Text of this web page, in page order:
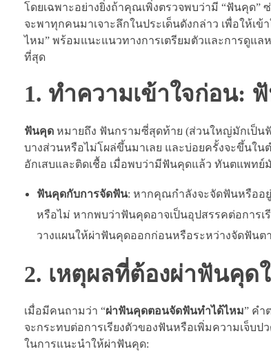
โดยเฉพาะอย่างยิ่งถ้าคุณเพิ่งตรวจพบว่ามี “ฟันคุด
จะพาทุกคนมาเจาะลึกในประเด็นดังกล่าว เพื่อให้เ
ไหม” พร้อมแนะแนวทางการเตรียมตัวและการดูแ
ที่สุด
1. ทำความเข้าใจก่อน:
ฟันคุด หมายถึง ฟันกรามซี่สุดท้าย (ส่วนใหญ่มักเป็น
บางส่วนหรือไม่โผล่ขึ้นมาเลย และบ่อยครั้งจะขึ้นใน
อักเสบและติดเชื้อ เมื่อพบว่ามีฟันคุดแล้ว ทันตแพท
ฟันคุดกับการจัดฟัน: หากคุณกำลังจะจัดฟันหรืออ
หรือไม่ หากพบว่าฟันคุดอาจเป็นอุปสรรคต่อการ
วางแผนให้ผ่าฟันคุดออกก่อนหรือระหว่างจัดฟันต
2. เหตุผลที่ต้องผ่าฟันคุด
เมื่อมีคนถามว่า “ผ่าฟันคุดตอนจัดฟันทำได้ไหม” คำ
จะกระทบต่อการเรียงตัวของฟันหรือเพิ่มความเจ็บ
ในการแนะนำให้ผ่าฟันคุด: